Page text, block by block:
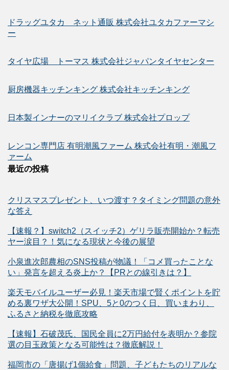
ドラッグユタカ ネット通販 株式会社ユタカファーマシ
ー
タイヤ広場 トーマス 株式会社ジャパンタイヤセンター
厨房機器キッチンキング 株式会社キッチンキング
日本製インナーのマリイクラブ 株式会社プロップ
レンコン専門店 有明潮風ファーム 株式会社有明・潮風フ
ァーム
最近の投稿
クリスマスプレゼント、いつ渡す？タイミング問題の意外
な答え
【速報？】switch2（スイッチ2）ゲリラ販売開始か？転売
ヤー涙目？！気になる現状と今後の展望
小泉進次郎農相のSNS投稿が物議！「コメ買ったことな
い」発言を超える炎上か？【PRとの線引きは？】
楽天モバイルユーザー必見！楽天市場で賢くポイントを貯
める裏ワザ大公開！SPU、5と0のつく日、買いまわり、
ふるさと納税を徹底攻略
【速報】石破茂氏、国民全員に2万円給付を表明か？参院
選の目玉政策となる可能性は？徹底解説！
福岡市の「唐揚げ1個給食」問題、子どもたちのリアルな